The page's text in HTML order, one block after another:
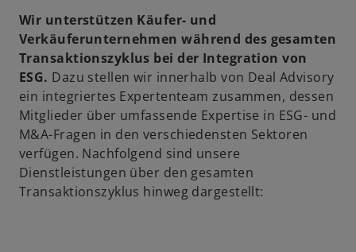
e
u
e
n
R
e
g
i
s
t
Wir unterstützen Käufer- und
Verkäuferunternehmen während des gesamten
Transaktionszyklus bei der Integration von
ESG. Dazu stellen wir innerhalb von Deal Advisory
ein integriertes Expertenteam zusammen, dessen
Mitglieder über umfassende Expertise in ESG- und
M&A-Fragen in den verschiedensten Sektoren
verfügen. Nachfolgend sind unsere
Dienstleistungen über den gesamten
Transaktionszyklus hinweg dargestellt: